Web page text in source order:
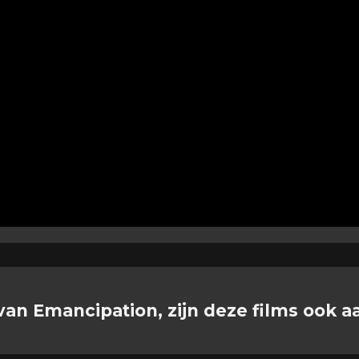
Emancipation, zijn deze films ook